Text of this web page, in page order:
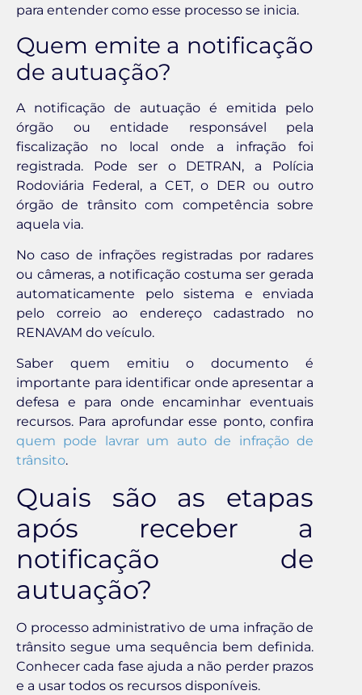
para entender como esse processo se inicia.
Quem emite a notificação
de autuação?
A notificação de autuação é emitida pelo
órgão ou entidade responsável pela
fiscalização no local onde a infração foi
registrada. Pode ser o DETRAN, a Polícia
Rodoviária Federal, a CET, o DER ou outro
órgão de trânsito com competência sobre
aquela via.
No caso de infrações registradas por radares
ou câmeras, a notificação costuma ser gerada
automaticamente pelo sistema e enviada
pelo correio ao endereço cadastrado no
RENAVAM do veículo.
Saber quem emitiu o documento é
importante para identificar onde apresentar a
defesa e para onde encaminhar eventuais
recursos. Para aprofundar esse ponto, confira
quem pode lavrar um auto de infração de
trânsito.
Quais são as etapas
após receber a
notificação de
autuação?
O processo administrativo de uma infração de
trânsito segue uma sequência bem definida.
Conhecer cada fase ajuda a não perder prazos
e a usar todos os recursos disponíveis.